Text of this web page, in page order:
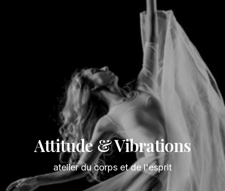
Attitude & Vibrations
atelier du corps et de l'esprit